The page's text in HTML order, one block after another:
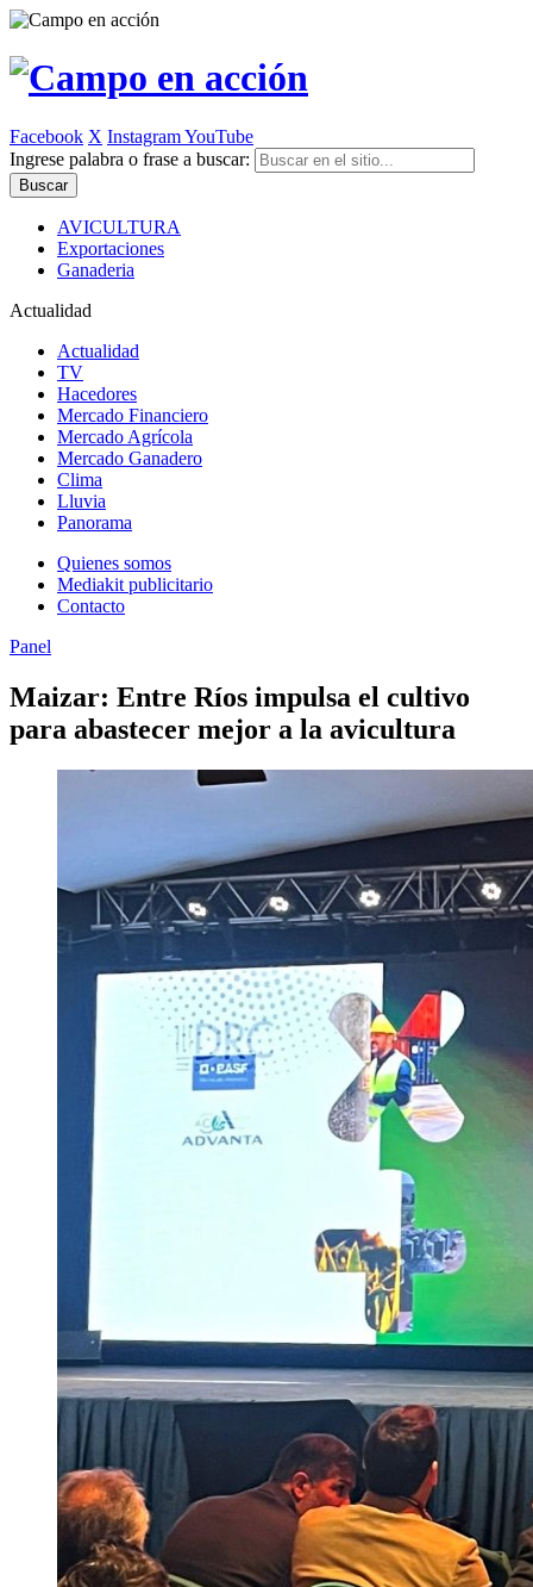
Facebook X InstagramYouTube
Ingrese palabra o frase a buscar:
AVICULTURA
Exportaciones
Ganaderia
Actualidad
Actualidad
TV
Hacedores
Mercado Financiero
Mercado Agrícola
Mercado Ganadero
Clima
Lluvia
Panorama
Quienes somos
Mediakit publicitario
Contacto
Panel
Maizar: Entre Ríos impulsa el cultivo
para abastecer mejor a la avicultura